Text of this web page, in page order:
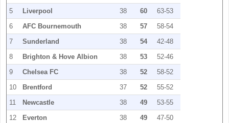
5
Liverpool 38 60
63-53
6
AFC Bournemouth 38 57
58-54
7
Sunderland 38 54
42-48
8
Brighton & Hove Albion 38 53
52-46
9
Chelsea FC 38 52
58-52
10
Brentford 37 52
55-52
11
Newcastle 38 49
53-55
12
Everton 38 49
47-50